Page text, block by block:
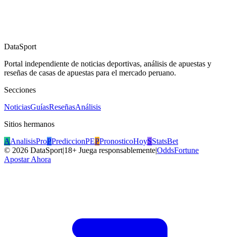
DataSport
Portal independiente de noticias deportivas, análisis de apuestas y
reseñas de casas de apuestas para el mercado peruano.
Secciones
NoticiasGuíasReseñasAnálisis
Sitios hermanos
AAnalisisProPPrediccionPEPPronosticoHoySStatsBet
© 2026 DataSport|18+ Juega responsablemente|OddsFortune
Apostar Ahora